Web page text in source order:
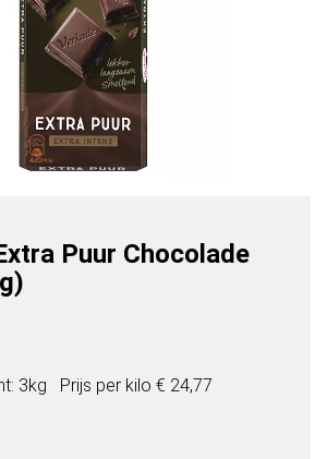
Puur Chocolade
3kg Prijs per kilo € 24,77